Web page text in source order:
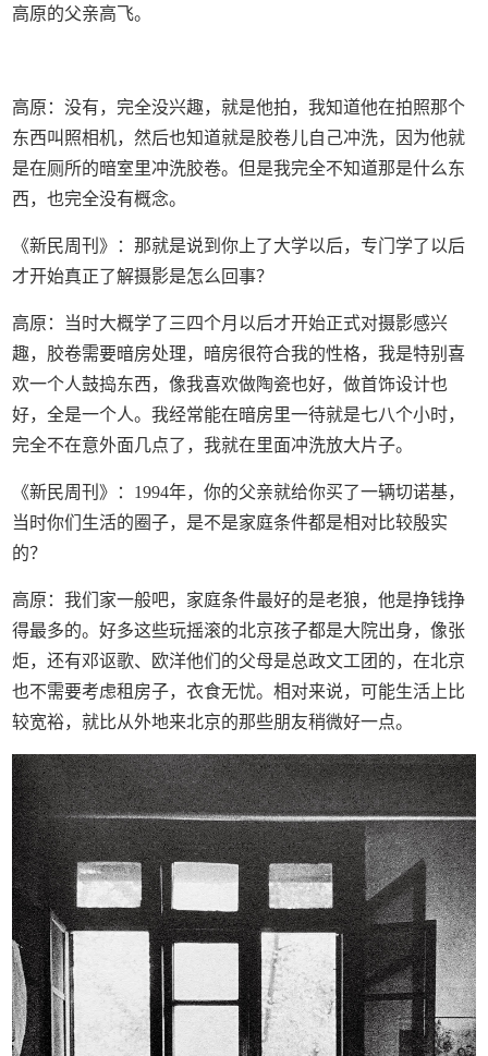
高原的父亲高飞。
高原：没有，完全没兴趣，就是他拍，我知道他在拍照那个
东西叫照相机，然后也知道就是胶卷儿自己冲洗，因为他就
是在厕所的暗室里冲洗胶卷。但是我完全不知道那是什么东
西，也完全没有概念。
《新民周刊》：那就是说到你上了大学以后，专门学了以后
才开始真正了解摄影是怎么回事？
高原：当时大概学了三四个月以后才开始正式对摄影感兴
趣，胶卷需要暗房处理，暗房很符合我的性格，我是特别喜
欢一个人鼓捣东西，像我喜欢做陶瓷也好，做首饰设计也
好，全是一个人。我经常能在暗房里一待就是七八个小时，
完全不在意外面几点了，我就在里面冲洗放大片子。
《新民周刊》：1994年，你的父亲就给你买了一辆切诺基，
当时你们生活的圈子，是不是家庭条件都是相对比较殷实
的？
高原：我们家一般吧，家庭条件最好的是老狼，他是挣钱挣
得最多的。好多这些玩摇滚的北京孩子都是大院出身，像张
炬，还有邓讴歌、欧洋他们的父母是总政文工团的，在北京
也不需要考虑租房子，衣食无忧。相对来说，可能生活上比
较宽裕，就比从外地来北京的那些朋友稍微好一点。